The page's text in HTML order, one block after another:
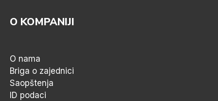
O KOMPANIJI
O nama
Briga o zajednici
Saopštenja
ID podaci